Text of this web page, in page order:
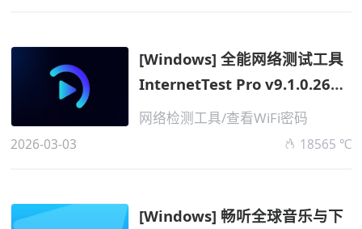
[Windows] 全能网络测试工具
InternetTest Pro v9.1.0.2602
单文...
网络检测工具/查看WiFi密码
2026-03-03 18565 ℃
[Windows] 畅听全球音乐与下